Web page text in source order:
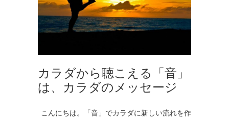
カラダから聴こえる「音」
は、カラダのメッセージ
こんにちは。「音」でカラダに新しい流れを作